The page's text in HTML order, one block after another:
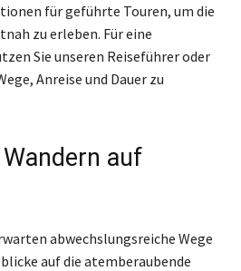
für geführte Touren, um die
zu erleben. Für eine
Sie unseren Reiseführer oder
Anreise und Dauer zu
auf
abwechslungsreiche Wege
auf die atemberaubende